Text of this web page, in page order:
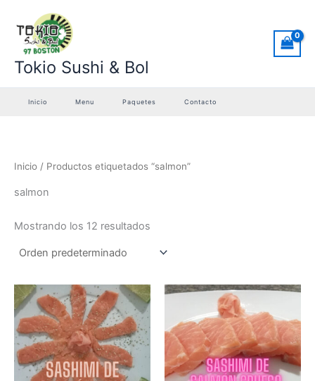
contenido
Tokio Sushi & Bol
Inicio Menu Paquetes Contacto
Inicio / Productos etiquetados “salmon”
salmon
Mostrando los 12 resultados